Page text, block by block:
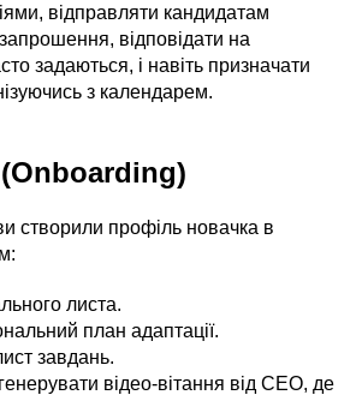
відправляти кандидатам
відповідати на
задаються, і навіть призначати
з календарем.
створили профіль новачка в
листа.
план адаптації.
завдань.
відео-вітання від CEO, де